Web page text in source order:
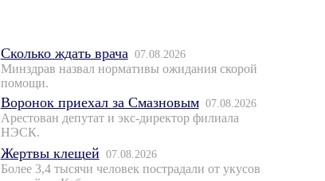
Сколько ждать врача 07.08.2026
Минздрав назвал нормативы ожидания скорой
помощи.
Воронок приехал за Смазновым 07.08.2026
Арестован депутат и экс-директор филиала
НЭСК.
Жертвы клещей 07.08.2026
Более 3,4 тысячи человек пострадали от укусов